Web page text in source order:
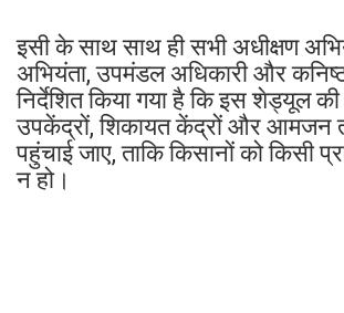
इसी के साथ साथ ही सभी अधीक्षण
अभियंता, उपमंडल अधिकारी और
निर्देशित किया गया है कि इस शेड्यूल
उपकेंद्रों, शिकायत केंद्रों और आमजन
पहुंचाई जाए, ताकि किसानों को किसी
न हो।